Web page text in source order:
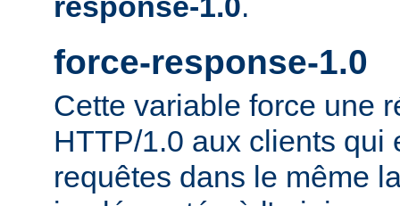
force-response-1.0
Cette variable force une
HTTP/1.0 aux clients qui
requêtes dans le même